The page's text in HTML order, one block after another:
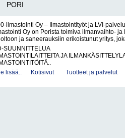
PORI
ilmastointi Oy – Ilmastointityöt ja LVI-
Oy on Porista toimiva ilmanvaihto-
ja saneerauksiin erikoistunut yritys,
SUUNNITTELUA
JA
lisää..
Kotisivut Tuotteet ja palvelut